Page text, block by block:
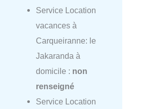
Service Location
vacances à
Carqueiranne: le
Jakaranda à
domicile : non
renseigné
Service Location